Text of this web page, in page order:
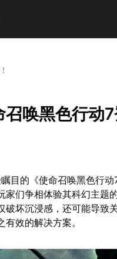
唤黑色行动
目的《使命召唤黑色行
家们争相体验其科幻主题
破坏沉浸感，还可能导致
效的解决方案。